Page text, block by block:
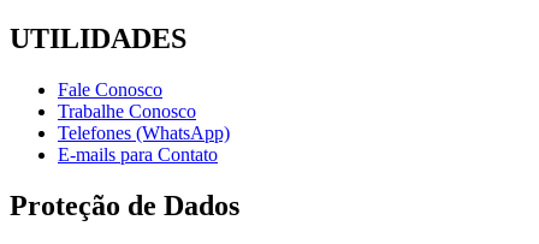
UTILIDADES
Fale Conosco
Trabalhe Conosco
Telefones (WhatsApp)
E-mails para Contato
Proteção de Dados